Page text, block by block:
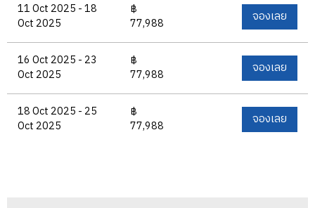
11 Oct 2025 - 18
Oct 2025
฿
77,988
จองเลย
16 Oct 2025 - 23
Oct 2025
฿
77,988
จองเลย
18 Oct 2025 - 25
Oct 2025
฿
77,988
จองเลย